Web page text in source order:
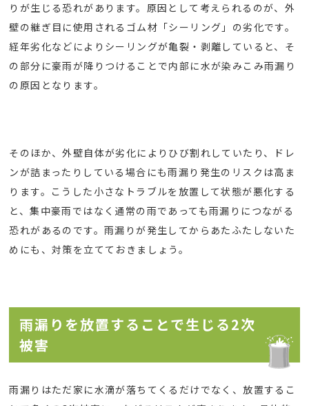
りが生じる恐れがあります。原因として考えられるのが、外
壁の継ぎ目に使用されるゴム材「シーリング」の劣化です。
経年劣化などによりシーリングが亀裂・剥離していると、そ
の部分に豪雨が降りつけることで内部に水が染みこみ雨漏り
の原因となります。
そのほか、外壁自体が劣化によりひび割れしていたり、ドレ
ンが詰まったりしている場合にも雨漏り発生のリスクは高ま
ります。こうした小さなトラブルを放置して状態が悪化する
と、集中豪雨ではなく通常の雨であっても雨漏りにつながる
恐れがあるのです。雨漏りが発生してからあたふたしないた
めにも、対策を立てておきましょう。
雨漏りを放置することで生じる2次
被害
雨漏りはただ家に水滴が落ちてくるだけでなく、放置するこ